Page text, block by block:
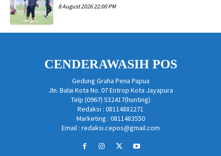
8 August 2026 22:00 PM
CENDERAWASIH POS
Gedung Graha Pena Papua
Jln. Balai Kota No. 07 Entrop Kota Jayapura
Telp (0967) 532417(hunting)
Redaksi : 08114882271
Marketing : 0811483550
Email : redaksi.cepos@gmail.com